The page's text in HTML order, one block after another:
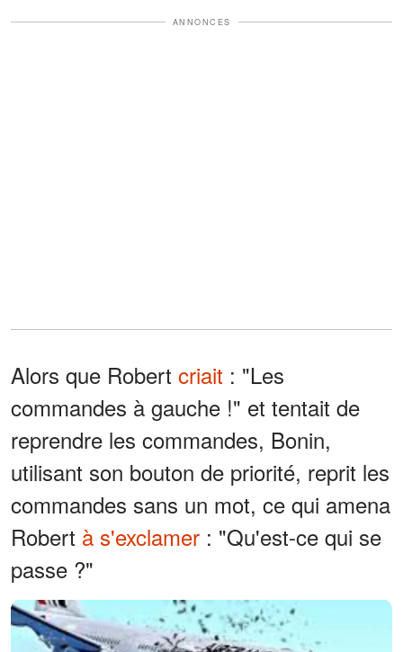
ANNONCES
Alors que Robert criait : "Les
commandes à gauche !" et tentait de
reprendre les commandes, Bonin,
utilisant son bouton de priorité, reprit les
commandes sans un mot, ce qui amena
Robert à s'exclamer : "Qu'est-ce qui se
passe ?"